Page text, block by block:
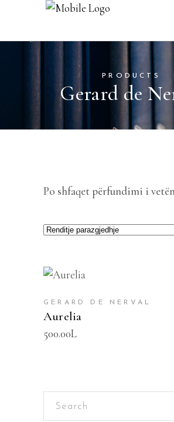
PRODUCTS
Gerard de
Po shfaqet përfundimi i
GERARD DE NERVAL
Aurelia
500.00L
Search